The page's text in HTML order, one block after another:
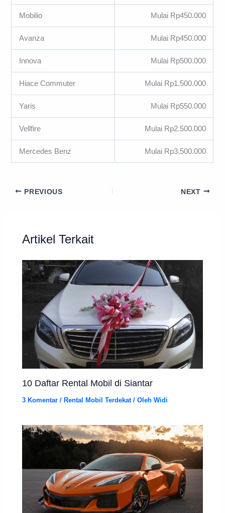
Mobilio Mulai Rp450.000
Avanza Mulai Rp450.000
Innova Mulai Rp500.000
Hiace Commuter Mulai Rp1.500.000
Yaris Mulai Rp550.000
Vellfire Mulai Rp2.500.000
Mercedes Benz Mulai Rp3.500.000
PREVIOUS NEXT
Artikel Terkait
10 Daftar Rental Mobil di Siantar
3 Komentar / Rental Mobil Terdekat/ OlehWidi